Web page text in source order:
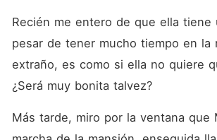
Recién me entero de que ella tiene
pesar de tener mucho tiempo en la
extraño, es como si ella no quiere
¿Será muy bonita talvez?
Más tarde, miro por la ventana que